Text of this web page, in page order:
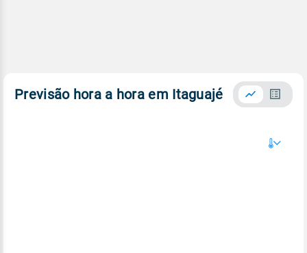
Previsão hora a hora em Itaguajé